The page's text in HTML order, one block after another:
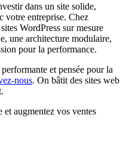
dans un site solide,
votre entreprise. Chez
WordPress sur mesure
une architecture modulaire,
pour la performance.
et pensée pour la
nous. On bâtit des sites web
et augmentez vos ventes